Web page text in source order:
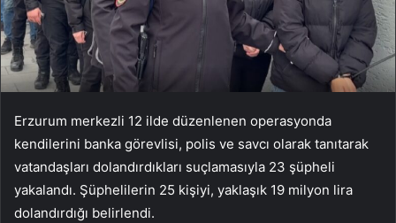
Erzurum merkezli 12 ilde düzenlenen operasyonda
kendilerini banka görevlisi, polis ve savcı olarak tanıtarak
vatandaşları dolandırdıkları suçlamasıyla 23 şüpheli
yakalandı. Şüphelilerin 25 kişiyi, yaklaşık 19 milyon lira
dolandırdığı belirlendi.